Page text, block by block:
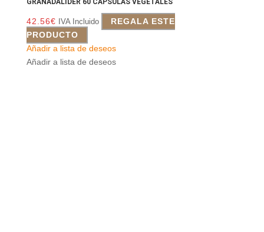
GRANADALIDER 60 CAPSULAS VEGETALES
42.56€ IVA Incluido
REGALA ESTE
PRODUCTO
Añadir a lista de deseos
Añadir a lista de deseos